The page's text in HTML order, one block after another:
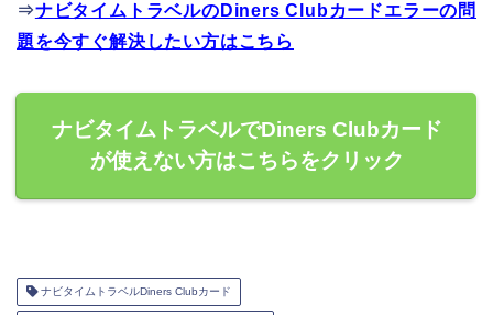
⇒ナビタイムトラベルのDiners Clubカードエラーの問
題を今すぐ解決したい方はこちら
ナビタイムトラベルでDiners Clubカード
が使えない方はこちらをクリック
ナビタイムトラベルDiners Clubカード